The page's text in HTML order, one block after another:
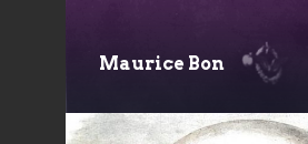
Maurice Bon